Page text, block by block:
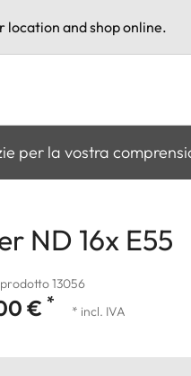
location and shop online.
per la vostra
ND 16x E55
13056
€ * * incl. IVA